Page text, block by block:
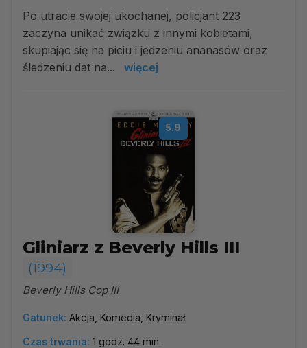
Po utracie swojej ukochanej, policjant 223
zaczyna unikać związku z innymi kobietami,
skupiając się na piciu i jedzeniu ananasów oraz
śledzeniu dat na...
więcej
5.9
Gliniarz z Beverly Hills III
(1994)
Beverly Hills Cop III
Gatunek: Akcja, Komedia, Kryminał
Czas trwania: 1 godz. 44 min.